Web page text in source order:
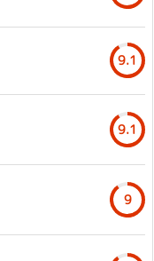
9.1
9.1
9